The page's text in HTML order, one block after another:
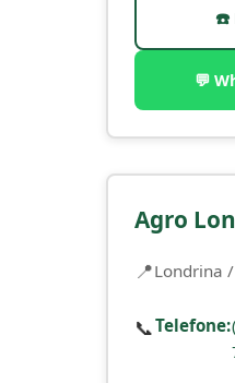
☎️
💬
Agro
Londrina /
📞Telefone: